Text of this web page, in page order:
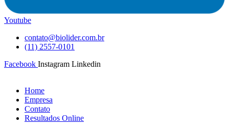
Youtube
contato@biolider.com.br
(11) 2557-0101
Facebook Instagram Linkedin
Home
Empresa
Contato
Resultados Online